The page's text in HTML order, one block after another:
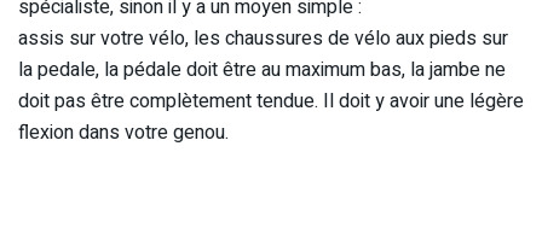
spécialiste, sinon il y a un moyen simple :
assis sur votre vélo, les chaussures de vélo aux pieds sur
la pedale, la pédale doit être au maximum bas, la jambe ne
doit pas être complètement tendue. Il doit y avoir une légère
flexion dans votre genou.